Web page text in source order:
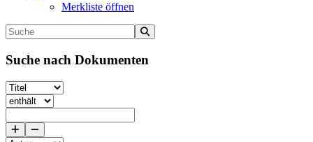
Merkliste öffnen
Suche nach Dokumenten